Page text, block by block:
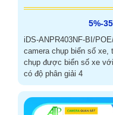
5%-
iDS-ANPR403NF-BI/
camera chụp biển số
chụp được biển số xe
có độ phân giải 4